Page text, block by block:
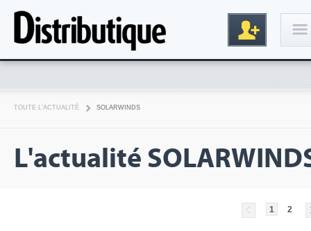
TOUTE L'ACTUALITÉ SOLARWINDS
L'actualité
1 2